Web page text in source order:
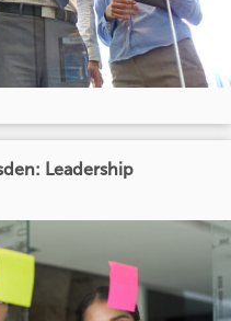
Leadership